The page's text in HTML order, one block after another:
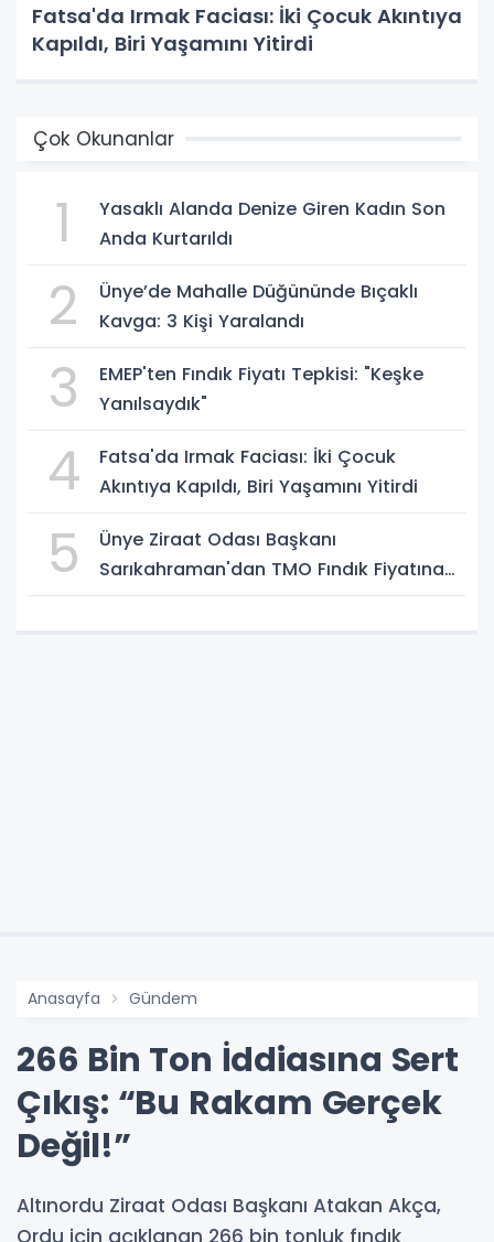
Fatsa'da Irmak Faciası: İki Çocuk Akıntıya
Kapıldı, Biri Yaşamını Yitirdi
Çok Okunanlar
1
Yasaklı Alanda Denize Giren Kadın Son
Anda Kurtarıldı
2
Ünye’de Mahalle Düğününde Bıçaklı
Kavga: 3 Kişi Yaralandı
3
EMEP'ten Fındık Fiyatı Tepkisi: "Keşke
Yanılsaydık"
4
Fatsa'da Irmak Faciası: İki Çocuk
Akıntıya Kapıldı, Biri Yaşamını Yitirdi
5
Ünye Ziraat Odası Başkanı
Sarıkahraman'dan TMO Fındık Fiyatına
Anasayfa Gündem
266 Bin Ton İddiasına Sert
Çıkış: “Bu Rakam Gerçek
Değil!”
Altınordu Ziraat Odası Başkanı Atakan Akça,
Ordu için açıklanan 266 bin tonluk fındık